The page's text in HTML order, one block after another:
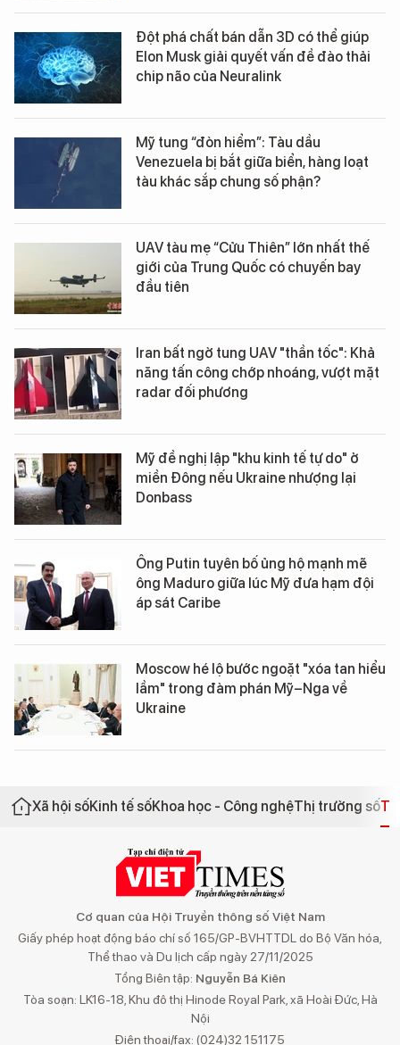
Đột phá chất bán dẫn 3D có thể giúp
Elon Musk giải quyết vấn đề đào thải
chip não của Neuralink
Mỹ tung “đòn hiểm”: Tàu dầu
Venezuela bị bắt giữa biển, hàng loạt
tàu khác sắp chung số phận?
UAV tàu mẹ “Cửu Thiên” lớn nhất thế
giới của Trung Quốc có chuyến bay
đầu tiên
Iran bất ngờ tung UAV "thần tốc": Khả
năng tấn công chớp nhoáng, vượt mặt
radar đối phương
Mỹ đề nghị lập "khu kinh tế tự do" ở
miền Đông nếu Ukraine nhượng lại
Donbass
Ông Putin tuyên bố ủng hộ mạnh mẽ
ông Maduro giữa lúc Mỹ đưa hạm đội
áp sát Caribe
Moscow hé lộ bước ngoặt "xóa tan hiểu
lầm" trong đàm phán Mỹ–Nga về
Ukraine
Xã hội sốKinh tế sốKhoa học - Công nghệThị trường số
Cơ quan của Hội Truyền thông số Việt Nam
Giấy phép hoạt động báo chí số 165/GP-BVHTTDL do Bộ Văn hóa,
Thể thao và Du lịch cấp ngày 27/11/2025
Tổng Biên tập: Nguyễn Bá Kiên
Tòa soạn: LK16-18, Khu đô thị Hinode Royal Park, xã Hoài Đức, Hà
Nội
Điện thoại/fax: (024)32 151175